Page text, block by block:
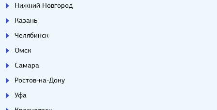
Нижний Новгород
Казань
Челябинск
Омск
Самара
Ростов-на-Дону
Уфа